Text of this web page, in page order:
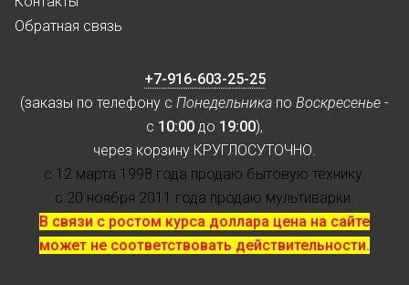
Обратная связь
+7-916-603-25-25
(заказы по телефону с Понедельника по Воскресенье -
с 10:00 до 19:00),
через корзину КРУГЛОСУТОЧНО.
с 12 марта 1998 года продаю бытовую технику.
с 20 ноября 2011 года продаю мультиварки.
В связи с ростом курса доллара цена на сайте
может не соответствовать действительности.